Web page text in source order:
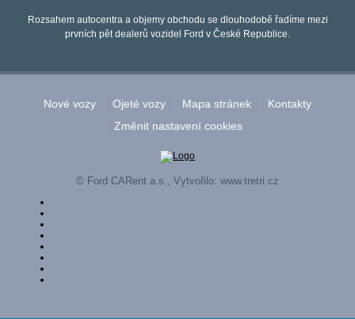
Rozsahem autocentra a objemy obchodu se dlouhodobě řadíme mezi
prvních pět dealerů vozidel Ford v České Republice.
Nové vozy Ojeté vozy Mapa stránek
Kontakty
Změnit nastavení cookies
© Ford CARent a.s., Vytvořilo: www.tretri.cz